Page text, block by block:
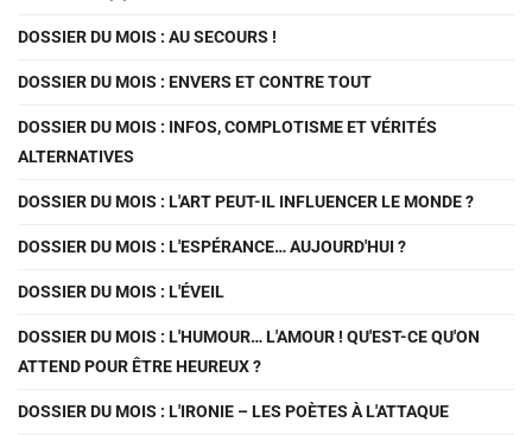
DOSSIER DU MOIS : AU SECOURS !
DOSSIER DU MOIS : ENVERS ET CONTRE TOUT
DOSSIER DU MOIS : INFOS, COMPLOTISME ET VÉRITÉS
ALTERNATIVES
DOSSIER DU MOIS : L'ART PEUT-IL INFLUENCER LE MONDE ?
DOSSIER DU MOIS : L'ESPÉRANCE… AUJOURD'HUI ?
DOSSIER DU MOIS : L'ÉVEIL
DOSSIER DU MOIS : L'HUMOUR… L'AMOUR ! QU'EST-CE QU'ON
ATTEND POUR ÊTRE HEUREUX ?
DOSSIER DU MOIS : L'IRONIE – LES POÈTES À L'ATTAQUE